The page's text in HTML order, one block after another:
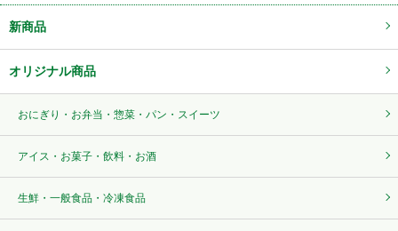
新商品
オリジナル商品
おにぎり・お弁当・惣菜・パン・スイーツ
アイス・お菓子・飲料・お酒
生鮮・一般食品・冷凍食品